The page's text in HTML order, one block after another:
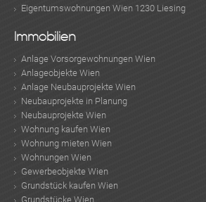
Eigentumswohnungen Wien 1230 Liesing
Immobilien
Anlage Vorsorgewohnungen Wien
Anlageobjekte Wien
Anlage Neubauprojekte Wien
Neubauprojekte in Planung
Neubauprojekte Wien
Wohnung kaufen Wien
Wohnung mieten Wien
Wohnungen Wien
Gewerbeobjekte Wien
Grundstück kaufen Wien
Grundstücke Wien